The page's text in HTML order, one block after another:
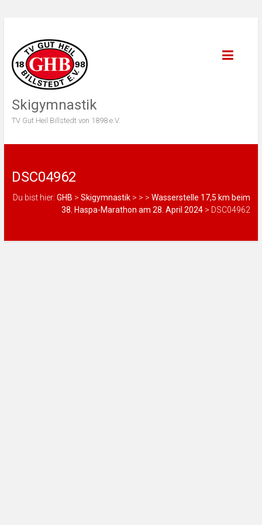
Skigymnastik
TV Gut Heil Billstedt von 1898 e.V.
DSC04962
Du bist hier: GHB >Skigymnastik > > >Wasserstelle 17,5 km beim
38. Haspa-Marathon am 28. April 2024 > DSC04962